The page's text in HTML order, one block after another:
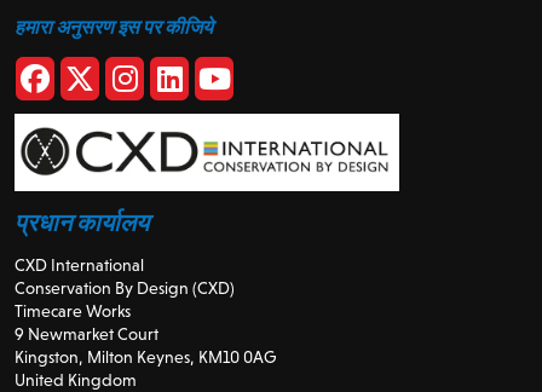
हमारा अनुसरण इस पर कीजिये
प्रधान कार्यालय
CXD International
Conservation By Design (CXD)
Timecare Works
9 Newmarket Court
Kingston, Milton Keynes, KM10 0AG
United Kingdom